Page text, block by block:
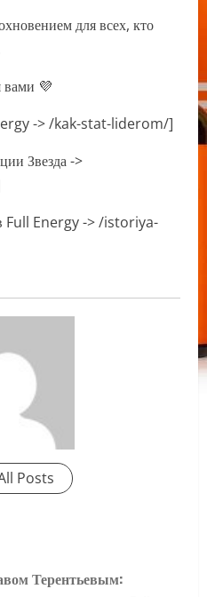
для всех, кто
вами 💜
-> /kak-stat-liderom/]
Звезда ->
Full Energy -> /istoriya-
Posts
Терентьевым: